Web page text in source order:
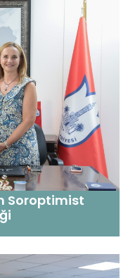
Soroptimist